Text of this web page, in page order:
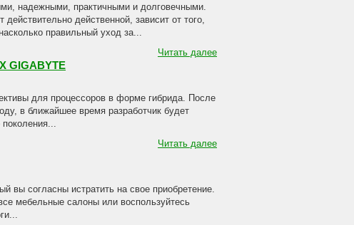
надежными, практичными и долговечными.
действенной, зависит от того,
правильный уход за...
Читать далее
GIGABYTE
для процессоров в форме гибрида. После
в ближайшее время разработчик будет
Читать далее
вы согласны истратить на свое приобретение.
мебельные салоны или воспользуйтесь